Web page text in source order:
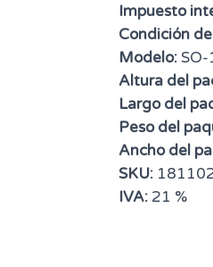
Impuesto
Condición
Modelo:SO-
Altura del
Largo del
Peso del
Ancho del
SKU:
IVA: 21 %